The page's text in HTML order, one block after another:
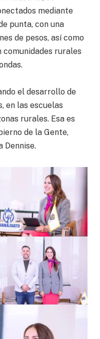
mediante
punta, con una
de pesos, así como
rurales
el desarrollo de
en las escuelas
rurales. Esa es
de la Gente,
Dennise.